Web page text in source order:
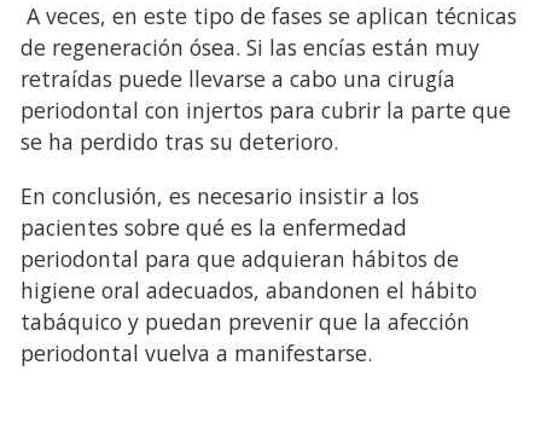
A veces, en este tipo de fases se aplican técnicas
de regeneración ósea. Si las encías están muy
retraídas puede llevarse a cabo una cirugía
periodontal con injertos para cubrir la parte que
se ha perdido tras su deterioro.
En conclusión, es necesario insistir a los
pacientes sobre qué es la enfermedad
periodontal para que adquieran hábitos de
higiene oral adecuados, abandonen el hábito
tabáquico y puedan prevenir que la afección
periodontal vuelva a manifestarse.